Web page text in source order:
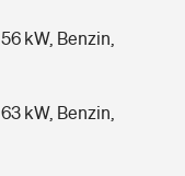
kW, Benzin,
kW, Benzin,